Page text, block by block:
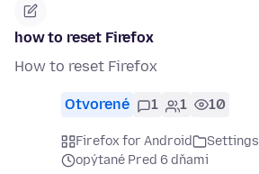
how to reset Firefox
How to reset Firefox
Otvorené 1 1 10
Firefox for Android
Settings
opýtané Pred 6 dňami